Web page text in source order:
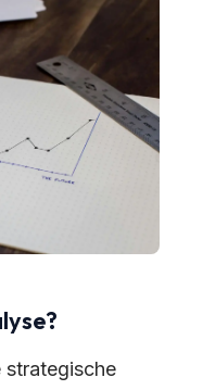
strategische